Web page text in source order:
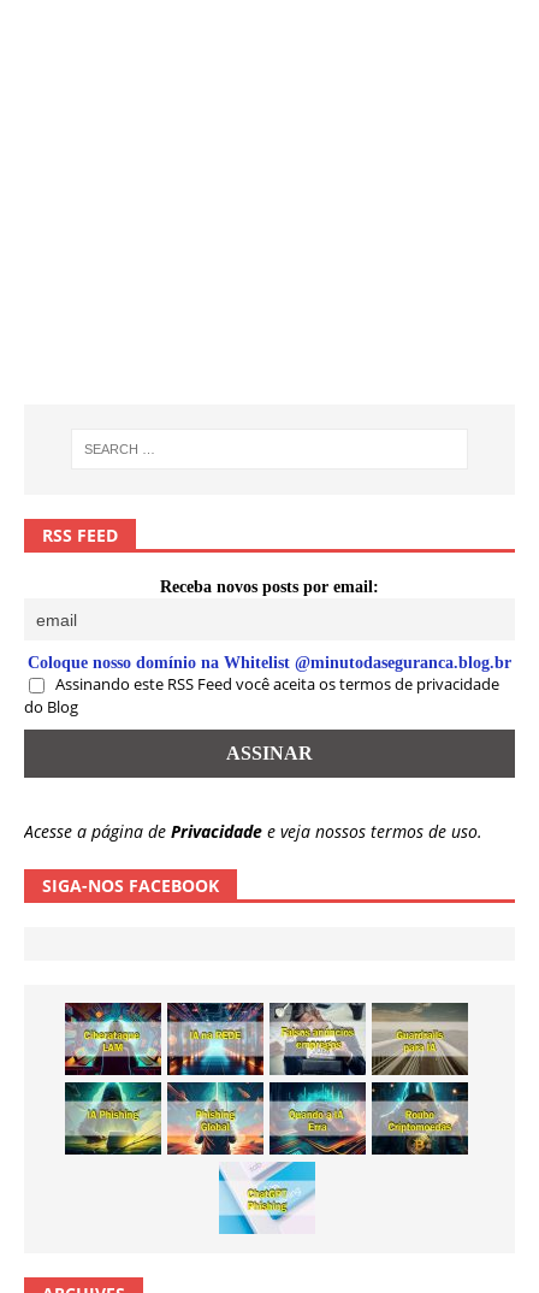
RSS FEED
Receba novos posts por email:
Coloque nosso domínio na Whitelist @minutodaseguranca.blog.br
Assinando este RSS Feed você aceita os termos de privacidade
do Blog
Acesse a página de Privacidade e veja nossos termos de uso.
SIGA-NOS FACEBOOK